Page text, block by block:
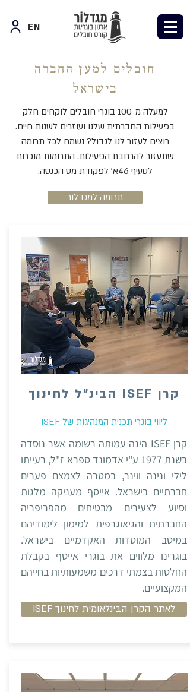
EN
חובלים למען החברה
בישראל
למעלה מ-100 בוגרי חובלים לוקחים חלק
בפעילות החברתית שלנו ועוזרים לשנות חיים.
רוצים לעזור לנו לגדול? נשמח לכל תרומה
שתעזור להרחבת הפעילות. התרומות מוכרות
לסעיף 46א׳ לפקודת מס הכנסה.
תרומה למגדלור
קרן ISEF הבינ״ל לחינוך
ליווי בוגרי תכנית המנהיגות של ISEF
קרן ISEF הינה עמותה רשומה אשר נוסדה
בשנת 1977 ע"י אדמונד ספרא ז"ל, רעייתו
לילי ונינה ווינר, במטרה לצמצם פערים
חברתיים בישראל. אייסף מעניקה מלגות
וסיוע לצעירים מבטיחים מהפריפריה
החברתית והגיאוגרפית למימון לימודיהם
במיטב המוסדות האקדמיים בישראל.
בוגרינו מלווים את בוגרי אייסף בקבלת
החלטות בצמתי דרכים משמעותיות בחייהם
המקצועיים.
ISEF לאתר הקרן הבינלאומית לחינוך